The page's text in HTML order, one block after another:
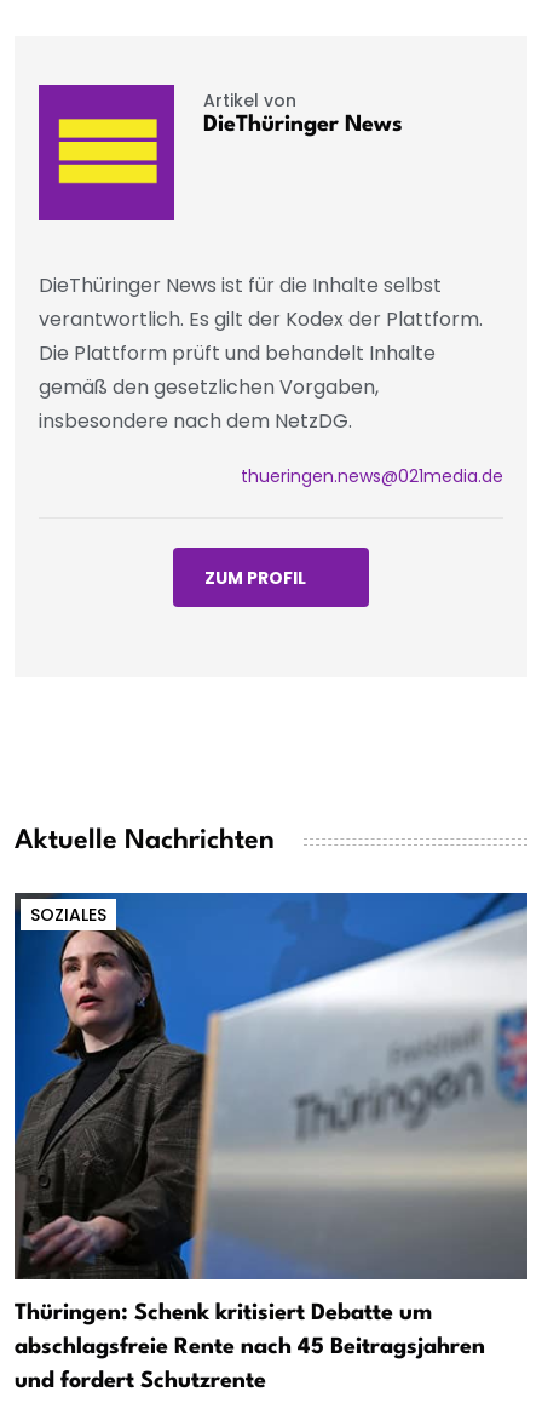
Artikel von
DieThüringer News
DieThüringer News ist für die Inhalte selbst
verantwortlich. Es gilt der Kodex der Plattform.
Die Plattform prüft und behandelt Inhalte
gemäß den gesetzlichen Vorgaben,
insbesondere nach dem NetzDG.
thueringen.news@021media.de
ZUM PROFIL
Aktuelle Nachrichten
SOZIALES
Thüringen: Schenk kritisiert Debatte um
abschlagsfreie Rente nach 45 Beitragsjahren
und fordert Schutzrente